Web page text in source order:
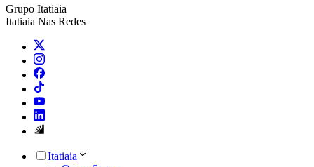
Grupo Itatiaia
Itatiaia Nas Redes
Itatiaia